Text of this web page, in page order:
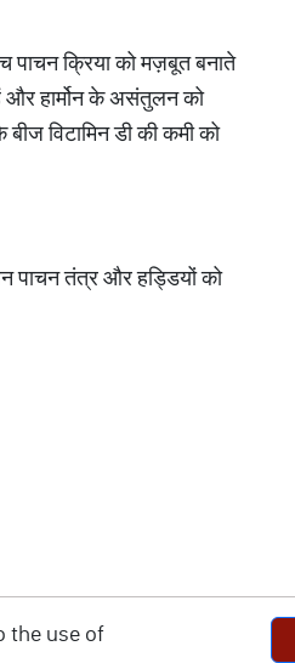
पाचन क्रिया को मज़बूत बनाते
हार्मोन के असंतुलन को
विटामिन डी की कमी को
पाचन तंत्र और हड्डियों को
the use of